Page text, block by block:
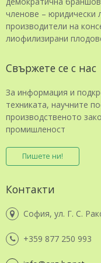
членове – юридически
производители на
лиофилизирани
Свържете се с нас
За информация и
техниката, научните
производственото
промишленост
Пишете ни!
Контакти
София, ул. Г. С.
+359 877 250 993